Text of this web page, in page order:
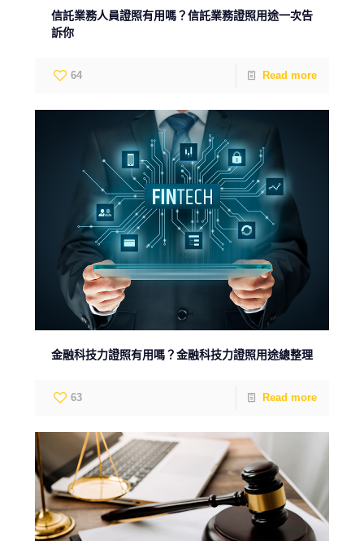
信託業務人員證照有用嗎？信託業務證照用途一次告
訴你
64 Read more
金融科技力證照有用嗎？金融科技力證照用途總整理
63 Read more